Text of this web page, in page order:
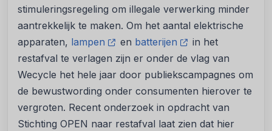
stimuleringsregeling om illegale verwerking minder
aantrekkelijk te maken. Om het aantal elektrische
apparaten, lampen en batterijen
in het
restafval te verlagen zijn er onder de vlag van
Wecycle het hele jaar door publiekscampagnes om
de bewustwording onder consumenten hierover te
vergroten. Recent onderzoek in opdracht van
Stichting OPEN naar restafval laat zien dat hier